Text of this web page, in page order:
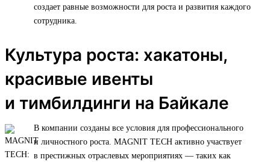
создает равные возможности для роста и развития каждого
сотрудника.
Культура роста: хакатоны,
красивые ивенты
и тимбилдинги на Байкале
В компании созданы все условия для профессионального
и личностного роста. MAGNIT TECH активно участвует
в престижных отраслевых мероприятиях — таких как